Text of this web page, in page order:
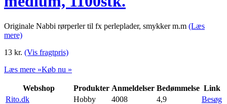
Originale Nabbi rørperler til fx perleplader, smykker m.m (Læs
mere)
13 kr. (Vis fragtpris)
Læs mere »Køb nu »
Webshop Produkter Anmeldelser Bedømmelse Link
Rito.dk
Hobby 4008 4,9
Besøg